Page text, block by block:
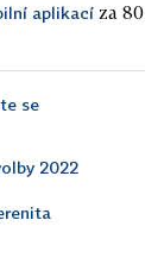
aplikací za 80
se
2022